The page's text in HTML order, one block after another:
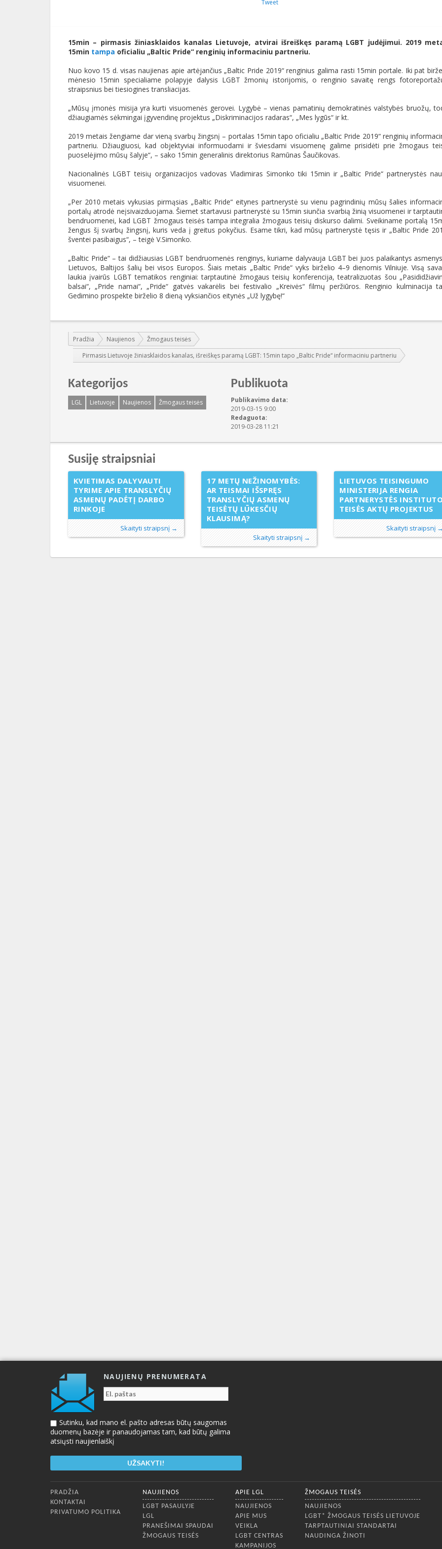
Tweet
15min – pirmasis žiniasklaidos kanalas Lietuvoje, atvirai išreiškęs paramą LGBT judėjimui. 2019
15min tampa oficialiu „Baltic Pride“ renginių informaciniu partneriu.
Nuo kovo 15 d. visas naujienas apie artėjančius „Baltic Pride 2019“ renginius galima rasti 15min portale. Iki pat
mėnesio 15min specialiame polapyje dalysis LGBT žmonių istorijomis, o renginio savaitę rengs
straipsnius bei tiesiogines transliacijas.
„Mūsų įmonės misija yra kurti visuomenės gerovei. Lygybė – vienas pamatinių demokratinės valstybės bruožų,
džiaugiamės sėkmingai įgyvendinę projektus „Diskriminacijos radaras“, „Mes lygūs“ ir kt.
2019 metais žengiame dar vieną svarbų žingsnį – portalas 15min tapo oficialiu „Baltic Pride 2019“ renginių
partneriu. Džiaugiuosi, kad objektyviai informuodami ir šviesdami visuomenę galime prisidėti prie žmogaus
puoselėjimo mūsų šalyje“, – sako 15min generalinis direktorius Ramūnas Šaučikovas.
Nacionalinės LGBT teisių organizacijos vadovas Vladimiras Simonko tiki 15min ir „Baltic Pride“ partnerystės
visuomenei.
„Per 2010 metais vykusias pirmąsias „Baltic Pride“ eitynes partnerystė su vienu pagrindinių mūsų šalies
portalų atrodė neįsivaizduojama. Šiemet startavusi partnerystė su 15min siunčia svarbią žinią visuomenei ir
bendruomenei, kad LGBT žmogaus teisės tampa integralia žmogaus teisių diskurso dalimi. Sveikiname portalą
žengus šį svarbų žingsnį, kuris veda į greitus pokyčius. Esame tikri, kad mūsų partnerystė tęsis ir „Baltic Pride
šventei pasibaigus“, – teigė V.Simonko.
„Baltic Pride“ – tai didžiausias LGBT bendruomenės renginys, kuriame dalyvauja LGBT bei juos palaikantys
Lietuvos, Baltijos šalių bei visos Europos. Šiais metais „Baltic Pride“ vyks birželio 4–9 dienomis Vilniuje. Visą
laukia įvairūs LGBT tematikos renginiai: tarptautinė žmogaus teisių konferencija, teatralizuotas šou
balsai“, „Pride namai“, „Pride“ gatvės vakarėlis bei festivalio „Kreivės“ filmų peržiūros. Renginio kulminacija
Gedimino prospekte birželio 8 dieną vyksiančios eitynės „Už lygybę!“
Jūs esate čia:
Pradžia Naujienos
Žmogaus teisės
Pirmasis Lietuvoje žiniasklaidos kanalas, išreiškęs paramą LGBT: 15min tapo „Baltic Pride“ informaciniu partneriu
Kategorijos
LGL Lietuvoje Naujienos Žmogaus teisės
Publikuota
Publikavimo data:
2019-03-15 9:00
Redaguota:
2019-03-28 11:21
Susiję straipsniai
KVIETIMAS DALYVAUTI
TYRIME APIE TRANSLYČIŲ
ASMENŲ PADĖTĮ DARBO
RINKOJE
Skaityti straipsnį →
17 METŲ NEŽINOMYBĖS:
AR TEISMAI IŠSPRĘS
TRANSLYČIŲ ASMENŲ
TEISĖTŲ LŪKESČIŲ
KLAUSIMĄ?
Skaityti straipsnį →
LIETUVOS TEISINGUMO
MINISTERIJA RENGIA
PARTNERYSTĖS
TEISĖS AKTŲ PROJEKTUS
Skaityti straipsnį
NAUJIENŲ PRENUMERATA
Sutinku, kad mano el. pašto adresas būtų saugomas
duomenų bazėje ir panaudojamas tam, kad būtų galima
atsiųsti naujienlaiškį
Apatinis meniu
PRADŽIA
KONTAKTAI
PRIVATUMO POLITIKA
NAUJIENOS
LGBT PASAULYJE
LGL
PRANEŠIMAI SPAUDAI
ŽMOGAUS TEISĖS
APIE LGL
NAUJIENOS
APIE MUS
VEIKLA
LGBT CENTRAS
KAMPANIJOS
ŽMOGAUS TEISĖS
NAUJIENOS
LGBT* ŽMOGAUS TEISĖS LIETUVOJE
TARPTAUTINIAI STANDARTAI
NAUDINGA ŽINOTI